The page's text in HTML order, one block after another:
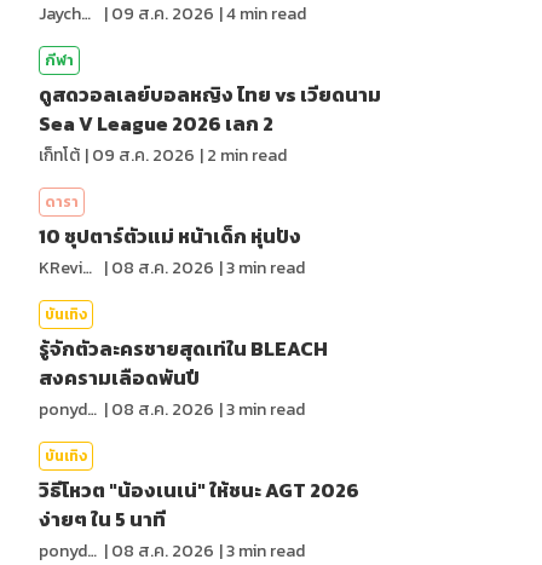
Jaychou |09 ส.ค. 2026 |4min read
กีฬา
ดูสดวอลเลย์บอลหญิง ไทย vs เวียดนาม
Sea V League 2026 เลก 2
เก็ทโต้ |09 ส.ค. 2026 |2 min read
ดารา
10 ซุปตาร์ตัวแม่ หน้าเด็ก หุ่นปัง
KReview |08 ส.ค. 2026 |3min read
บันเทิง
รู้จักตัวละครชายสุดเท่ใน BLEACH
สงครามเลือดพันปี
ponydiary |08 ส.ค. 2026 |3min read
บันเทิง
วิธีโหวต "น้องเนเน่" ให้ชนะ AGT 2026
ง่ายๆ ใน 5 นาที
ponydiary |08 ส.ค. 2026 |3min read